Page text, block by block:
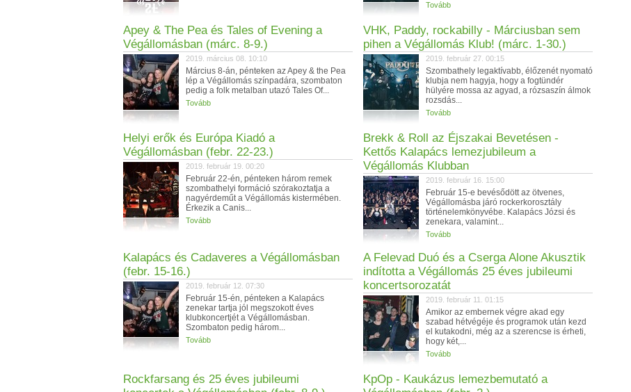
Tovább
Apey & The Pea és Tales of Evening a
Végállomásban (márc. 8-9.)
2019. március 08. 10:10
Március 8-án, pénteken az Apey & the Pea
lép a Végállomás színpadára, szombaton
pedig a folk metalban utazó Tales Of...
Tovább
VHK, Paddy, rockabilly - Márciusban sem
pihen a Végállomás Klub! (márc. 1-30.)
2019. február 27. 00:15
Szombathely legaktívabb, élőzenét nyomató
klubja nem hagyja, hogy a fogtündér
hülyére mossa az agyad, a rózsaszín álmok
rozsdás...
Tovább
Helyi erők és Európa Kiadó a
Végállomásban (febr. 22-23.)
2019. február 19. 00:20
Február 22-én, pénteken három remek
szombathelyi formáció szórakoztatja a
nagyérdeműt a Végállomás kistermében.
Érkezik a Canis...
Tovább
Brekk & Roll az Éjszakai Bevetésen -
Kettős Kalapács lemezjubileum a
Végállomás Klubban
2019. február 16. 15:00
Február 15-e bevésődött az ötvenes,
Végállomásba járó rockerkorosztály
történelemkönyvébe. Kalapács Józsi és
zenekara, valamint...
Tovább
Kalapács és Cadaveres a Végállomásban
(febr. 15-16.)
2019. február 12. 07:30
Február 15-én, pénteken a Kalapács
zenekar tartja jól megszokott éves
klubkoncertjét a Végállomásban.
Szombaton pedig három...
Tovább
A Felevad Duó és a Cserga Alone Akusztik
indította a Végállomás 25 éves jubileumi
koncertsorozatát
2019. február 11. 01:15
Amikor az embernek végre akad egy
szabad hétvégéje és programok után kezd
el kutakodni, még az a szerencse is érheti,
hogy két,...
Tovább
Rockfarsang és 25 éves jubileumi
KpOp - Kaukázus lemezbemutató a